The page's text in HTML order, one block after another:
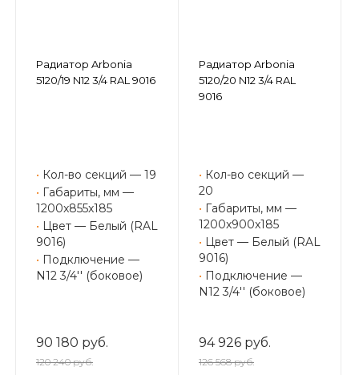
Радиатор Arbonia
5120/19 N12 3/4 RAL 9016
• Кол-во секций — 19
• Габариты, мм —
1200x855x185
• Цвет — Белый (RAL
9016)
• Подключение —
N12 3/4'' (боковое)
90 180 руб.
120 240 руб.
Радиатор Arbonia
5120/20 N12 3/4 RAL
9016
• Кол-во секций —
20
• Габариты, мм —
1200x900x185
• Цвет — Белый (RAL
9016)
• Подключение —
N12 3/4'' (боковое)
94 926 руб.
126 568 руб.